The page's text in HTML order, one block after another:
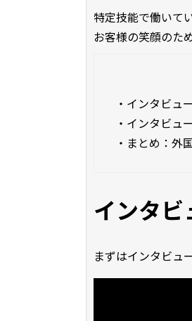
特定技能で働いて
お客様の笑顔のた
・ インタビュ
・ インタビュ
・ まとめ：外
インタビ
まずはインタビュ